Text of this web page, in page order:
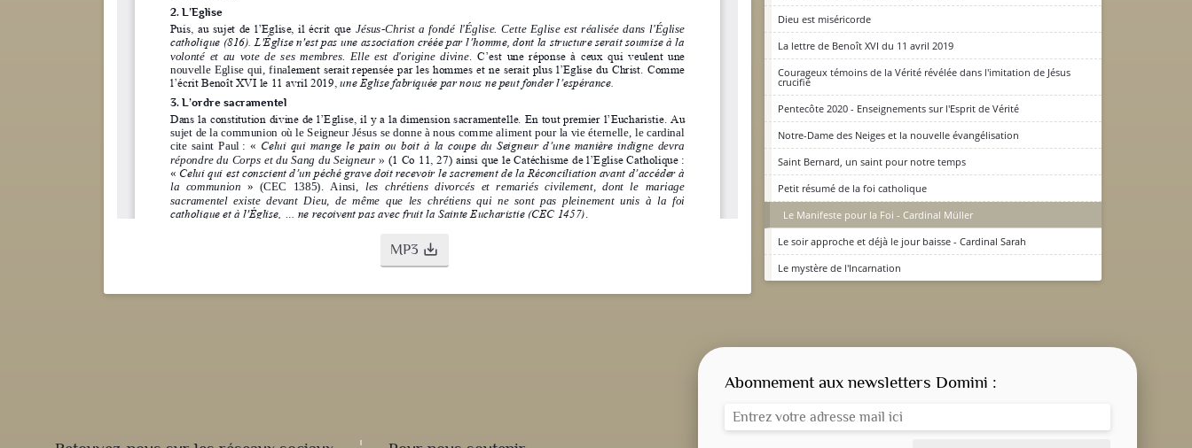
MP3 save_alt
Dieu est miséricorde
La lettre de Benoît XVI du 11 avril 2019
Courageux témoins de la Vérité révélée dans l'imitation de Jésus
crucifié
Pentecôte 2020 - Enseignements sur l'Esprit de Vérité
Notre-Dame des Neiges et la nouvelle évangélisation
Saint Bernard, un saint pour notre temps
Petit résumé de la foi catholique
Le Manifeste pour la Foi - Cardinal Müller
Le soir approche et déjà le jour baisse - Cardinal Sarah
Le mystère de l'Incarnation
Abonnement aux newsletters Domini :